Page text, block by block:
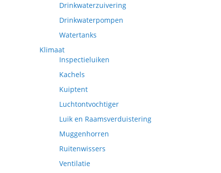
Drinkwaterzuivering
Drinkwaterpompen
Watertanks
Klimaat
Inspectieluiken
Kachels
Kuiptent
Luchtontvochtiger
Luik en Raamsverduistering
Muggenhorren
Ruitenwissers
Ventilatie